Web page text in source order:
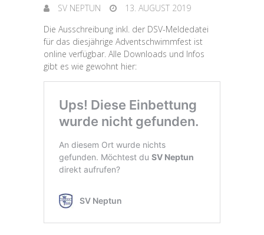
SV NEPTUN
13. AUGUST 2019
Die Ausschreibung inkl. der DSV-Meldedatei
für das diesjährige Adventschwimmfest ist
online verfügbar. Alle Downloads und Infos
gibt es wie gewohnt hier: